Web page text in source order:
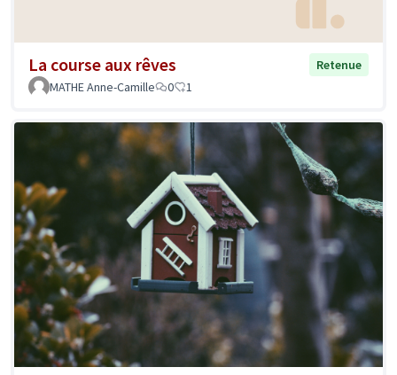
La course aux rêves
Retenue
MATHE Anne-Camille
0 1